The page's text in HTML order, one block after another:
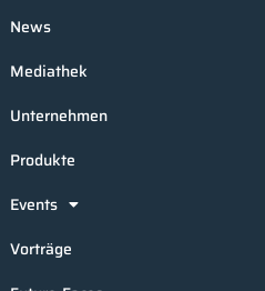
News
Mediathek
Unternehmen
Produkte
Events
Vorträge